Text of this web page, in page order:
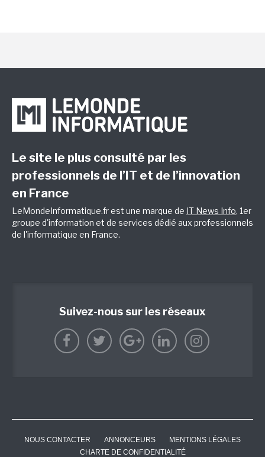
Le site le plus consulté par les
professionnels de l’IT et de l’innovation
en France
LeMondeInformatique.fr est une marque de IT News Info, 1er
groupe d'information et de services dédié aux professionnels
de l'informatique en France.
Suivez-nous sur les réseaux
NOUS CONTACTER ANNONCEURS
MENTIONS LÉGALES
CHARTE DE CONFIDENTIALITÉ